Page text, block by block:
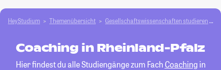
HeyStudium Themenübersicht Gesellschafts­­wissenschaften studieren
Coaching in Rheinland-Pfalz
Hier findest du alle Studiengänge zum Fach Coaching in